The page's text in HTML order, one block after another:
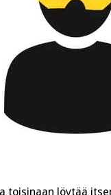
toisinaan löytää